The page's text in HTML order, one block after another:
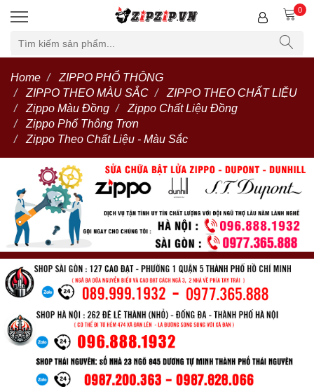
0
Home
ZIPPO PHỔ THÔNG
ZIPPO THEO MÀU SẮC
ZIPPO THEO CHẤT LIỆU
Zippo Màu Đồng
Zippo Chất Liệu Đồng
Zippo Phổ Thông Trơn
Zippo Theo Chất Liệu - Màu Sắc